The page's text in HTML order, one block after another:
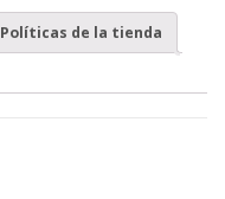
Políticas de la tienda